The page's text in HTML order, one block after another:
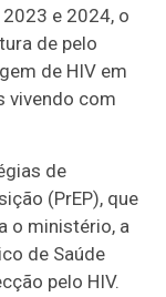
2023 e 2024, o
de pelo
de HIV em
vivendo com
de
(PrEP), que
o ministério, a
de Saúde
pelo HIV.